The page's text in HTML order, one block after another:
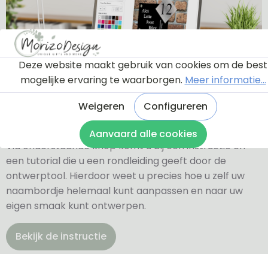
Ontwerptool
Via onderstaande knop komt u bij een instructie en
een tutorial die u een rondleiding geeft door de
ontwerptool. Hierdoor weet u precies hoe u zelf uw
naambordje helemaal kunt aanpassen en naar uw
eigen smaak kunt ontwerpen.
Bekijk de instructie
Deze website maakt gebruik van cookies om de best
mogelijke ervaring te waarborgen. Meer informatie...
Weigeren
Configureren
Aanvaard alle cookies